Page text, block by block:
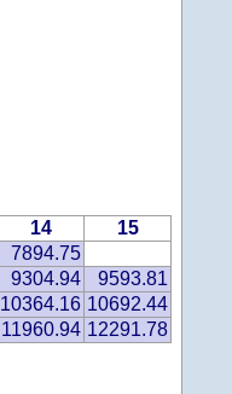
14
15
7894.75
9304.94
9593.81
10364.16 10692.44
11960.94 12291.78